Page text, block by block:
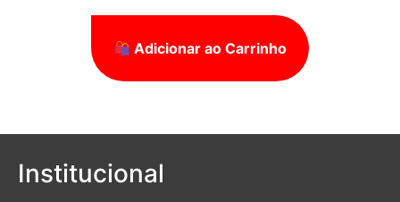
Adicionar ao Carrinho
Institucional